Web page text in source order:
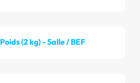
Poids (2 kg) - Salle / BEF